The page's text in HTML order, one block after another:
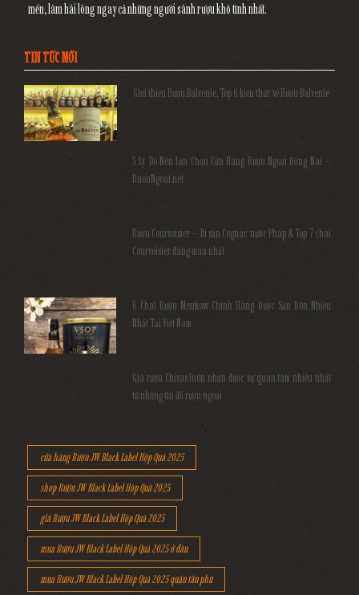
mến, làm hài lòng ngay cả những người sành rượu khó tính nhất.
TIN TỨC MỚI
Giới thiệu Rượu Balvenie, Top 6 kiến thức về Rượu Balvenie
5 Lý Do Nên Lựa Chọn Cửa Hàng Rượu Ngoại Đồng Nai –
RuouNgoai.net
Rượu Courvoisier – Di sản Cognac nước Pháp & Top 7 chai
Courvoisier đáng mua nhất
6 Chai Rượu Meukow Chính Hãng Được Săn Đón Nhiều
Nhất Tại Việt Nam
Giá rượu Chivas luôn nhận được sự quan tâm nhiều nhất
từ những tín đồ rượu ngoại
cửa hàng Rượu JW Black Label Hộp Quà 2025
shop Rượu JW Black Label Hộp Quà 2025
giá Rượu JW Black Label Hộp Quà 2025
mua Rượu JW Black Label Hộp Quà 2025 ở đâu
mua Rượu JW Black Label Hộp Quà 2025 quận tân phú